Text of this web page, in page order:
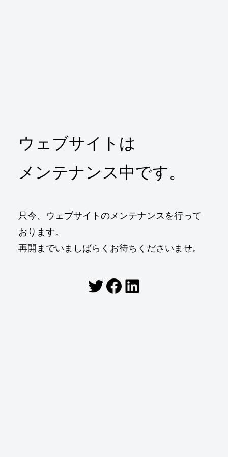
ウェブサイトは
メンテナンス中です。
只今、ウェブサイトのメンテナンスを行って
おります。
再開までいましばらくお待ちくださいませ。
Twitter
Facebook
LinkedIn